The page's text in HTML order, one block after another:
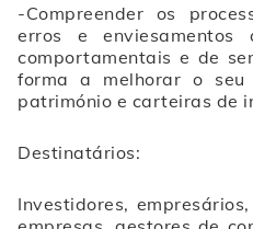
-Compreender os
erros e
comportamentais e de
forma a melhorar o
património e carteiras de
Destinatários:
Investidores,